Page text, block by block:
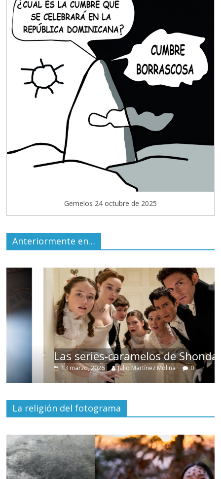
Gemelos 24 octubre de 2025
Anteriormente en…
Las series-caramelos de Shondaland
13 marzo, 2026 Julio Martínez Molina 0
La religión del fotograma